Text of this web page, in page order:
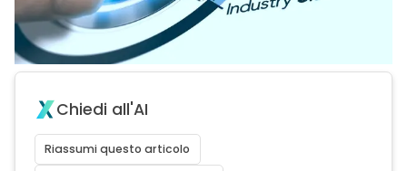
Chiedi all'AI
Riassumi questo articolo